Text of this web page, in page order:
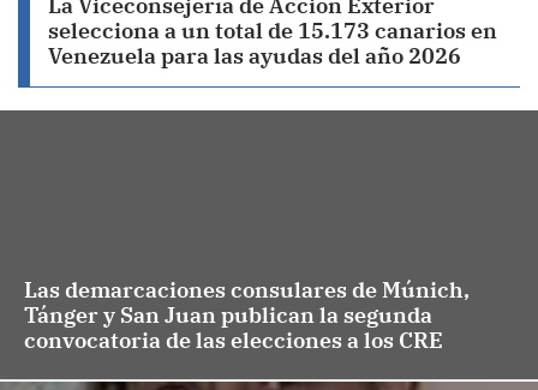
selecciona a un total de 15.173 canarios en
Venezuela para las ayudas del año 2026
Las demarcaciones consulares de Múnich,
Tánger y San Juan publican la segunda
convocatoria de las elecciones a los CRE